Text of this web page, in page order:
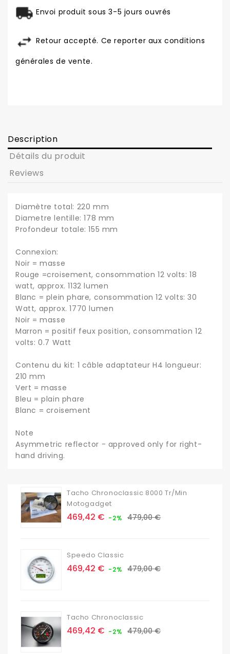
Envoi produit sous 3-5 jours ouvrés
Retour accepté. Ce reporter aux conditions
générales de vente.
Description
Détails du produit
Reviews
Diamètre total: 220 mm
Diametre lentille: 178 mm
Profondeur totale: 155 mm
Connexion:
Noir = masse
Rouge =croisement, consommation 12 volts: 18
watt, approx. 1132 lumen
Blanc = plein phare, consommation 12 volts: 30
Watt, approx. 1770 lumen
Noir = masse
Marron = positif feux position, consommation 12
volts: 0.7 Watt
Contenu du kit: 1 câble adaptateur H4 longueur:
210 mm
Vert = masse
Bleu = plain phare
Blanc = croisement
Note
Asymmetric reflector - approved only for right-
hand driving.
Tacho Chronoclassic 8000 Tr/min
Motogadget
Prix
469,42 € -2% Prix
479,00 €
Speedo Classic
Prix
469,42 € -2% Prix
479,00 €
Tacho Chronoclassic
Prix
469,42 € -2% Prix
479,00 €